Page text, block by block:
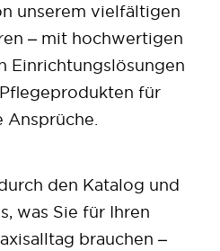
unserem vielfältigen
– mit hochwertigen
Einrichtungslösungen
für
Ansprüche.
den Katalog und
was Sie für Ihren
brauchen –